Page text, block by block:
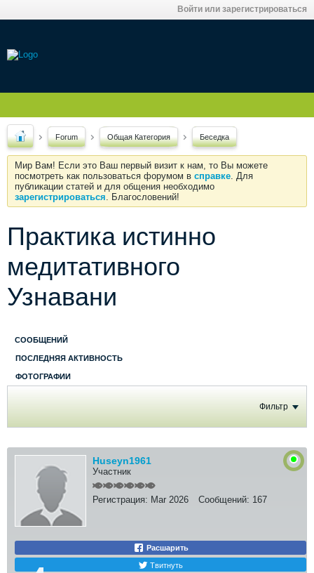
Войти или зарегистрироваться
Forum Общая Категория Беседка
Мир Вам! Если это Ваш первый визит к нам, то Вы можете
посмотреть как пользоваться форумом в справке. Для
публикации статей и для общения необходимо
зарегистрироваться. Благословений!
Практика истинно
медитативного
Узнавани
СООБЩЕНИЙ
ПОСЛЕДНЯЯ АКТИВНОСТЬ
ФОТОГРАФИИ
Фильтр
Huseyn1961
Участник
Регистрация: Mar 2026 Сообщений: 167
Расшарить
Твитнуть